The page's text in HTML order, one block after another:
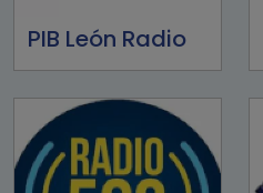
PIB León Radio